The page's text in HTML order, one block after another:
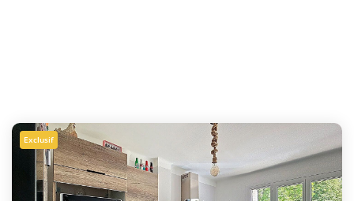
Exclusif